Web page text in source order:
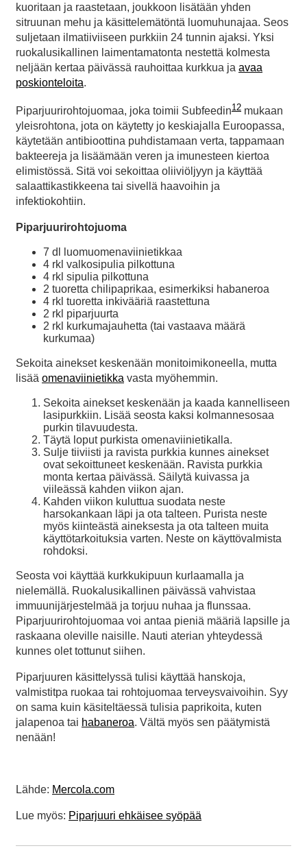
kuoritaan ja raastetaan, joukkoon lisätään yhden
sitruunan mehu ja käsittelemätöntä luomuhunajaa. Seos
suljetaan ilmatiiviiseen purkkiin 24 tunnin ajaksi. Yksi
ruokalusikallinen laimentamatonta nestettä kolmesta
neljään kertaa päivässä rauhoittaa kurkkua ja avaa
poskionteloita.
Piparjuurirohtojuomaa, joka toimii Subfeedin12 mukaan
yleisrohtona, jota on käytetty jo keskiajalla Euroopassa,
käytetään antibioottina puhdistamaan verta, tappamaan
bakteereja ja lisäämään veren ja imunesteen kiertoa
elimistössä. Sitä voi sekoittaa oliiviöljyyn ja käyttää
salaattikastikkeena tai sivellä haavoihin ja
infektiokohtiin.
Piparjuurirohtojuoma
7 dl luomuomenaviinietikkaa
4 rkl valkosipulia pilkottuna
4 rkl sipulia pilkottuna
2 tuoretta chilipaprikaa, esimerkiksi habaneroa
4 rkl tuoretta inkivääriä raastettuna
2 rkl piparjuurta
2 rkl kurkumajauhetta (tai vastaava määrä
kurkumaa)
Sekoita ainekset keskenään monitoimikoneella, mutta
lisää omenaviinietikka vasta myöhemmin.
Sekoita ainekset keskenään ja kaada kannelliseen
lasipurkkiin. Lisää seosta kaksi kolmannesosaa
purkin tilavuudesta.
Täytä loput purkista omenaviinietikalla.
Sulje tiiviisti ja ravista purkkia kunnes ainekset
ovat sekoittuneet keskenään. Ravista purkkia
monta kertaa päivässä. Säilytä kuivassa ja
viileässä kahden viikon ajan.
Kahden viikon kuluttua suodata neste
harsokankaan läpi ja ota talteen. Purista neste
myös kiinteästä aineksesta ja ota talteen muita
käyttötarkoituksia varten. Neste on käyttövalmista
rohdoksi.
Seosta voi käyttää kurkkukipuun kurlaamalla ja
nielemällä. Ruokalusikallinen päivässä vahvistaa
immuunijärjestelmää ja torjuu nuhaa ja flunssaa.
Piparjuurirohtojuomaa voi antaa pieniä määriä lapsille ja
raskaana oleville naisille. Nauti aterian yhteydessä
kunnes olet tottunut siihen.
Piparjuuren käsittelyssä tulisi käyttää hanskoja,
valmistitpa ruokaa tai rohtojuomaa terveysvaivoihin. Syy
on sama kuin käsiteltäessä tulisia paprikoita, kuten
jalapenoa tai habaneroa. Vältä myös sen päätymistä
nenään!
Lähde: Mercola.com
Lue myös: Piparjuuri ehkäisee syöpää